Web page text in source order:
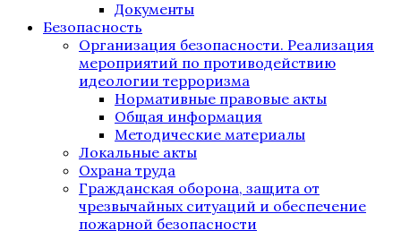
Документы
Безопасность
Организация безопасности. Реализация
мероприятий по противодействию
идеологии терроризма
Нормативные правовые акты
Общая информация
Методические материалы
Локальные акты
Охрана труда
Гражданская оборона, защита от
чрезвычайных ситуаций и обеспечение
пожарной безопасности